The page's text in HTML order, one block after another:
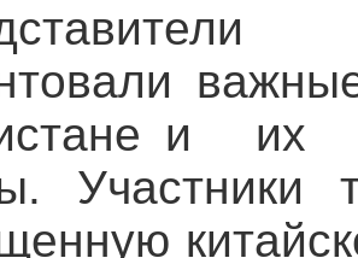
и их
Участники